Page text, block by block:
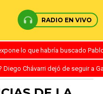
RADIO EN VIVO
lo que habría buscado
Diego Chávarri dejó de seguir a